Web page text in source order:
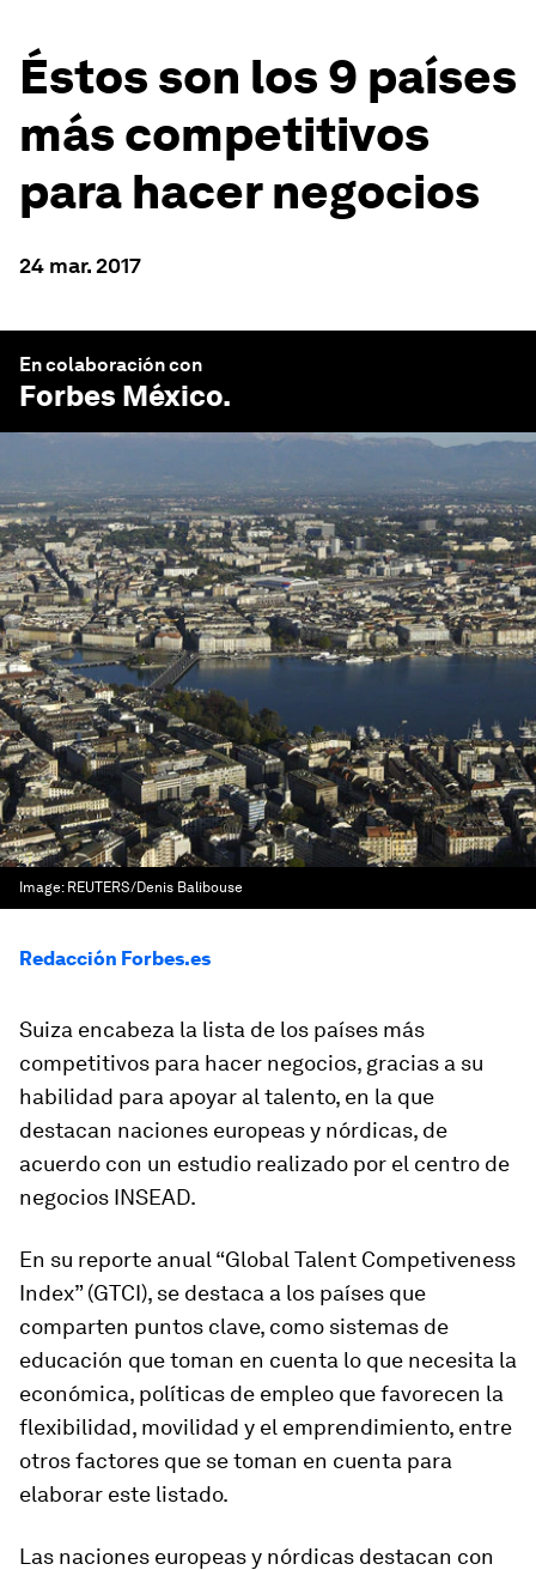
Éstos son los 9 países
más competitivos
para hacer negocios
24 mar. 2017
En colaboración con
Forbes México.
Image: REUTERS/Denis Balibouse
Redacción Forbes.es
Suiza encabeza la lista de los países más
competitivos para hacer negocios, gracias a su
habilidad para apoyar al talento, en la que
destacan naciones europeas y nórdicas, de
acuerdo con un estudio realizado por el centro de
negocios INSEAD.
En su reporte anual “Global Talent Competiveness
Index” (GTCI), se destaca a los países que
comparten puntos clave, como sistemas de
educación que toman en cuenta lo que necesita la
económica, políticas de empleo que favorecen la
flexibilidad, movilidad y el emprendimiento, entre
otros factores que se toman en cuenta para
elaborar este listado.
Las naciones europeas y nórdicas destacan con